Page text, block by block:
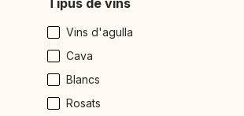
Vins d'agulla
Cava
Blancs
Rosats